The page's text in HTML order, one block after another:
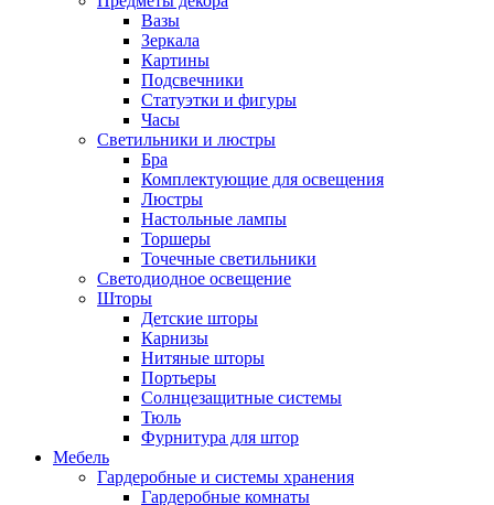
Вазы
Зеркала
Картины
Подсвечники
Статуэтки и фигуры
Часы
Светильники и люстры
Бра
Комплектующие для освещения
Люстры
Настольные лампы
Торшеры
Точечные светильники
Светодиодное освещение
Шторы
Детские шторы
Карнизы
Нитяные шторы
Портьеры
Солнцезащитные системы
Тюль
Фурнитура для штор
Мебель
Гардеробные и системы хранения
Гардеробные комнаты